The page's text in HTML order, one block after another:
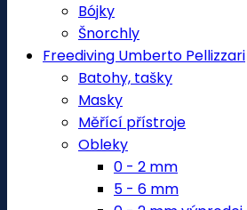
Bójky
Šnorchly
Freediving Umberto Pellizzari
Batohy, tašky
Masky
Měřící přístroje
Obleky
0 - 2 mm
5 - 6 mm